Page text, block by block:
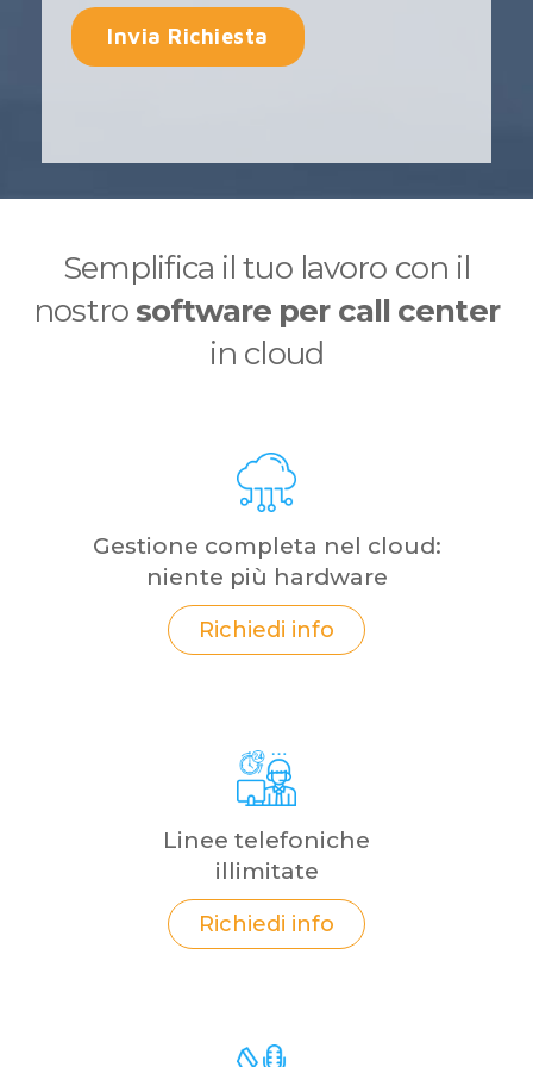
Semplifica il tuo lavoro con il
nostro software per call center
in cloud
Gestione completa nel cloud:
niente più hardware
Richiedi info
Linee telefoniche
illimitate
Richiedi info